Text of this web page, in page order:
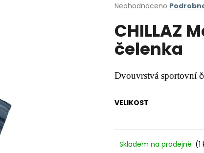
Průměrné
produktu
je
0,0
z
hvězdiček.
Neohodnoceno
CHILLAZ
čelenka
Dvouvrstvá sportovní
VELIKOST
Skladem na prodejně (1
HLEDAT